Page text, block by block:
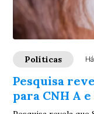
Políticas
Pesquisa
para CNH A e